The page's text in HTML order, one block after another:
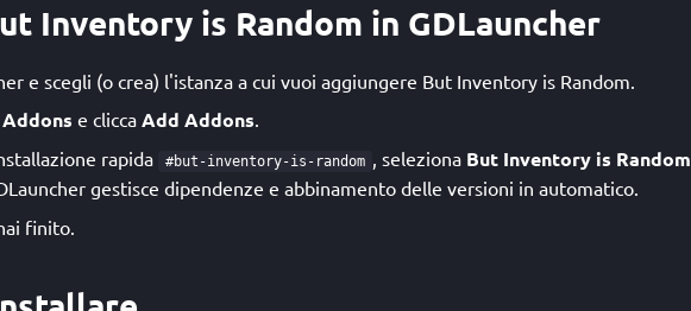
Inventory is Random in GDLauncher
e scegli (o crea) l'istanza a cui vuoi aggiungere But Inventory is Random.
Addons e clicca Add Addons.
rapida
#but-inventory-is-random , seleziona But Inventory is Random
gestisce dipendenze e abbinamento delle versioni in automatico.
finito.